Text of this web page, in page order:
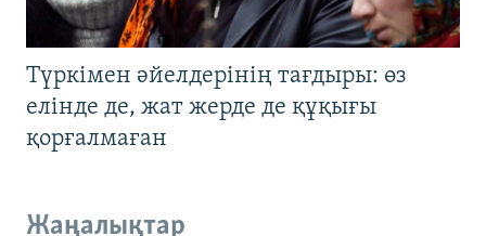
Түркімен әйелдерінің тағдыры: өз
елінде де, жат жерде де құқығы
қорғалмаған
Жаңалықтар